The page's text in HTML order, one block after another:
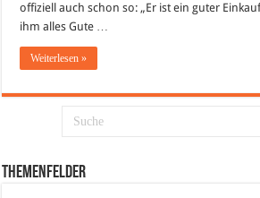
offiziell auch schon so: „Er ist ein guter
ihm alles Gute …
Weiterlesen »
Themenfelder